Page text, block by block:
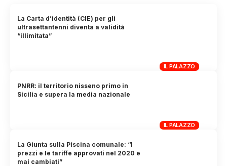
IL PALAZZO
La Carta d’identità (CIE) per gli
ultrasettantenni diventa a validità
“illimitata”
IL PALAZZO
PNRR: il territorio nisseno primo in
Sicilia e supera la media nazionale
La Giunta sulla Piscina comunale: “I
prezzi e le tariffe approvati nel 2020 e
mai cambiati”